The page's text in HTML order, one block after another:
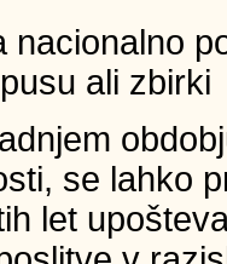
nacionalno
ali zbirki
se lahko
let